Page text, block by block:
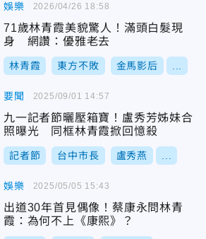
娛樂
71歲林青霞美貌驚人！滿頭白髮現
身 網讚：優雅老去
林青霞 東方不敗 金馬影后
2026/04/26 18:58
要聞
九一記者節曬壓箱寶！盧秀芳姊妹合
照曝光 同框林青霞掀回憶殺
記者節 台中市長 盧秀燕
2025/09/01 14:57
娛樂
出道30年首見偶像！蔡康永問林青
霞：為何不上《康熙》？
2025/05/05 15:43